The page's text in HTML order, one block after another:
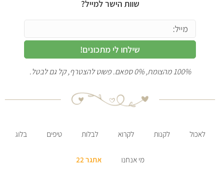
שוות הישר למייל?
שילחו לי מתכונים!
100% מהצומח, 0% ספאם. פשוט להצטרף, קל גם לבטל.
לאכול לקנות לקרוא לבלות טיפים בלוג
מי אנחנו אתגר 22